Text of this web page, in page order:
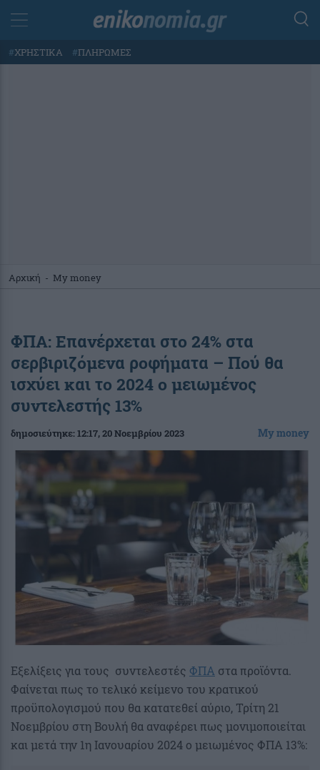
#ΧΡΗΣΤΙΚΑ #ΠΛΗΡΩΜΕΣ
Αρχική - My money
ΦΠΑ: Επανέρχεται στο 24% στα
σερβιριζόμενα ροφήματα – Πού θα
ισχύει και το 2024 ο μειωμένος
συντελεστής 13%
δημοσιεύτηκε:12:17, 20 Νοεμβρίου 2023 My money
Εξελίξεις για τους συντελεστές ΦΠΑ στα προϊόντα.
Φαίνεται πως το τελικό κείμενο του κρατικού
προϋπολογισμού που θα κατατεθεί αύριο, Τρίτη 21
Νοεμβρίου στη Βουλή θα αναφέρει πως μονιμοποιείται
και μετά την 1η Ιανουαρίου 2024 ο μειωμένος ΦΠΑ 13%: